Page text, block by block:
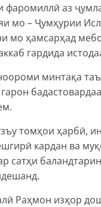
фаромиллӣ аз
мо – Ҷумҳурии
мо ҳамсарҳад
гардида
минтақа
томҳои ҳарбӣ,
кардан ва
сатҳи
Раҳмон изҳор